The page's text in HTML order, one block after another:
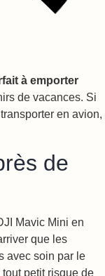
à emporter
de vacances. Si
en avion,
de
Mavic Mini en
que les
avec soin par le
petit risque de